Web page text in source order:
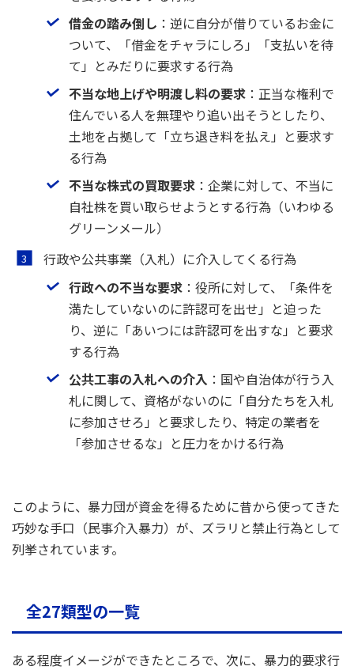
借金の踏み倒し ：逆に自分が借りているお金に
ついて、「借金をチャラにしろ」「支払いを待
て」とみだりに要求する行為
不当な地上げや明渡し料の要求 ：正当な権利で
住んでいる人を無理やり追い出そうとしたり、
土地を占拠して「立ち退き料を払え」と要求す
る行為
不当な株式の買取要求 ：企業に対して、不当に
自社株を買い取らせようとする行為（いわゆる
グリーンメール）
行政や公共事業（入札）に介入してくる行為
行政への不当な要求 ：役所に対して、「条件を
満たしていないのに許認可を出せ」と迫った
り、逆に「あいつには許認可を出すな」と要求
する行為
公共工事の入札への介入 ：国や自治体が行う入
札に関して、資格がないのに「自分たちを入札
に参加させろ」と要求したり、特定の業者を
「参加させるな」と圧力をかける行為
このように、暴力団が資金を得るために昔から使ってきた
巧妙な手口（民事介入暴力）が、ズラリと禁止行為として
列挙されています。
全27類型の一覧
ある程度イメージができたところで、次に、暴力的要求行